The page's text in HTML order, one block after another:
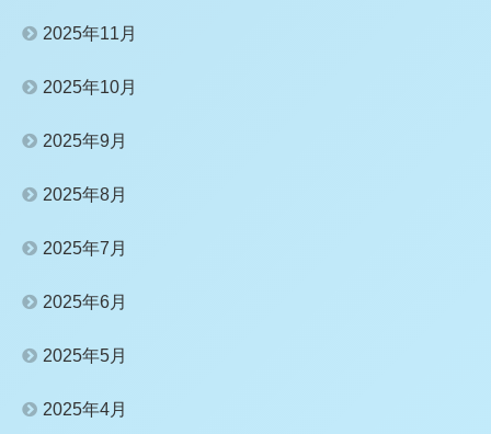
2025年11月
2025年10月
2025年9月
2025年8月
2025年7月
2025年6月
2025年5月
2025年4月